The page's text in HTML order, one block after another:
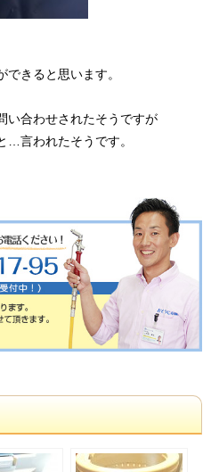
きると思います。
い合わせされたそうですが
…言われたそうです。